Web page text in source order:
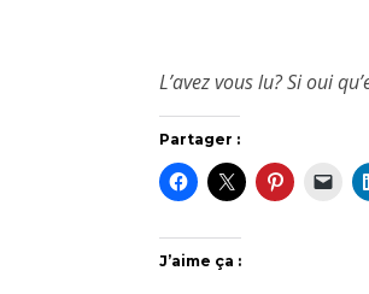
L’avez vous lu? Si oui
Partager :
J’aime ça :